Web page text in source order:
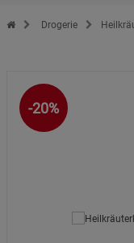
Zur Startseite des Kopp
Drogerie
-20%